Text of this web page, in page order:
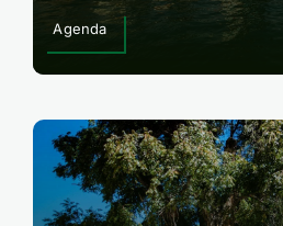
Agenda